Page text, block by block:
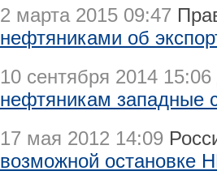
2 марта 2015 09:47
нефтяниками об
10 сентября 2014 15:06
нефтяникам западные
17 мая 2012 14:09
возможной остановке